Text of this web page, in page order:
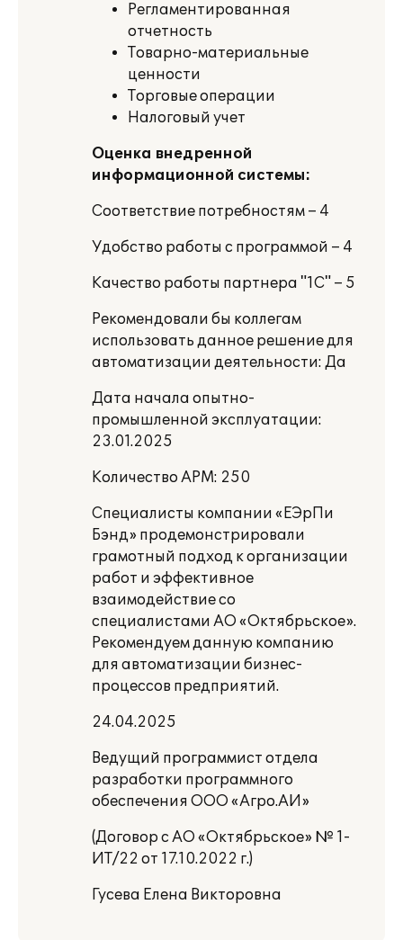
Регламентированная
отчетность
Товарно-материальные
ценности
Торговые операции
Налоговый учет
Оценка внедренной
информационной системы:
Соответствие потребностям – 4
Удобство работы с программой – 4
Качество работы партнера "1С" – 5
Рекомендовали бы коллегам
использовать данное решение для
автоматизации деятельности: Да
Дата начала опытно-
промышленной эксплуатации:
23.01.2025
Количество АРМ: 250
Специалисты компании «ЕЭрПи
Бэнд» продемонстрировали
грамотный подход к организации
работ и эффективное
взаимодействие со
специалистами АО «Октябрьское».
Рекомендуем данную компанию
для автоматизации бизнес-
процессов предприятий.
24.04.2025
Ведущий программист отдела
разработки программного
обеспечения ООО «Агро.АИ»
(Договор с АО «Октябрьское» № 1-
ИТ/22 от 17.10.2022 г.)
Гусева Елена Викторовна